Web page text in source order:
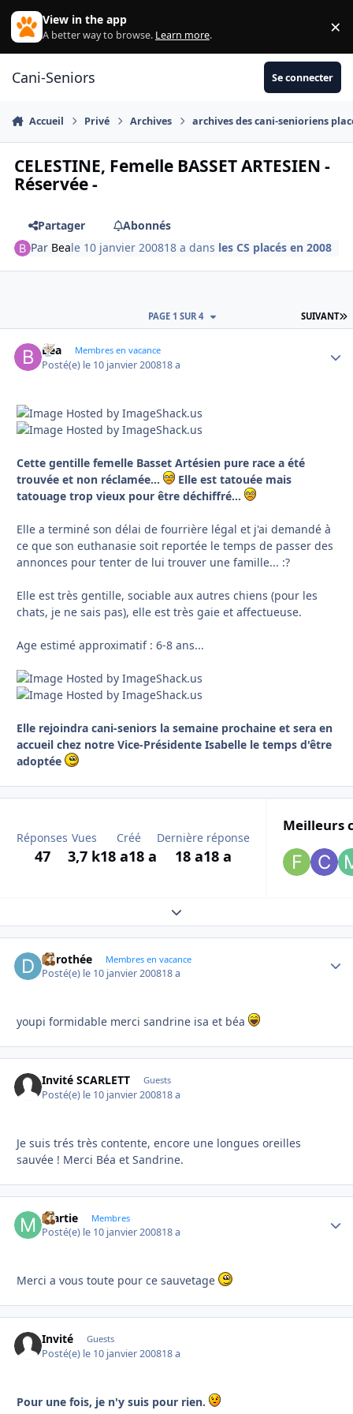
Aller au contenu
View in the app
A better way to browse. Learn more. ×
Cani-Seniors Se connecter
Accueil Privé Archives archives des cani-senioriens
CELESTINE, Femelle BASSET ARTESIEN -
Réservée -
Partager
Abonnés
Par Beale 10 janvier 200818 a dans les CS placés en 2008
SUIVANT
PAGE 1 SUR 4
Bea Membres en vacance
Posté(e) le 10 janvier 200818 a
Cette gentille femelle Basset Artésien pure race a été
trouvée et non réclamée...
Elle est tatouée mais
tatouage trop vieux pour être déchiffré...
Elle a terminé son délai de fourrière légal et j'ai demandé à
ce que son euthanasie soit reportée le temps de passer des
annonces pour tenter de lui trouver une famille... :?
Elle est très gentille, sociable aux autres chiens (pour les
chats, je ne sais pas), elle est très gaie et affectueuse.
Age estimé approximatif : 6-8 ans...
Elle rejoindra cani-seniors la semaine prochaine et sera en
accueil chez notre Vice-Présidente Isabelle le temps d'être
adoptée
Réponses
47
Vues
3,7 k
Créé
18 a18 a
Dernière réponse
18 a18 a
Meilleurs
Expand topic overview
dorothée Membres en vacance
Posté(e) le 10 janvier 200818 a
youpi formidable merci sandrine isa et béa
Invité SCARLETT Guests
Posté(e) le 10 janvier 200818 a
Je suis trés très contente, encore une longues oreilles
sauvée ! Merci Béa et Sandrine.
martie Membres
Posté(e) le 10 janvier 200818 a
Merci a vous toute pour ce sauvetage
Invité Guests
Posté(e) le 10 janvier 200818 a
Pour une fois, je n'y suis pour rien.